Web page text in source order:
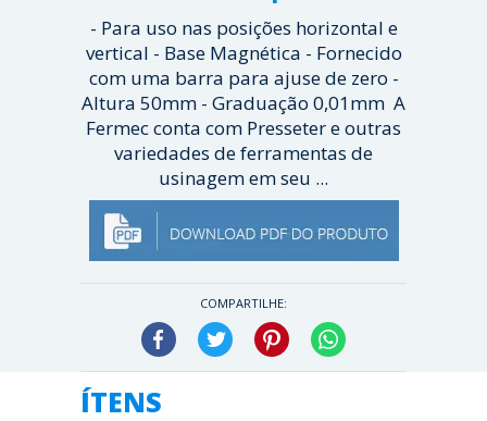
- Para uso nas posições horizontal e
vertical - Base Magnética - Fornecido
com uma barra para ajuse de zero -
Altura 50mm - Graduação 0,01mm A
Fermec conta com Presseter e outras
variedades de ferramentas de
usinagem em seu ...
[ Veja mais ]
COMPARTILHE:
Facebook Twitter Pinterest
ÍTENS